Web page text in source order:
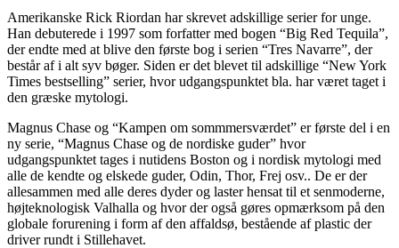
Amerikanske Rick Riordan har skrevet adskillige serier for unge.
Han debuterede i 1997 som forfatter med bogen “Big Red Tequila”,
der endte med at blive den første bog i serien “Tres Navarre”, der
består af i alt syv bøger. Siden er det blevet til adskillige “New York
Times bestselling” serier, hvor udgangspunktet bla. har været taget i
den græske mytologi.
Magnus Chase og “Kampen om sommmersværdet” er første del i en
ny serie, “Magnus Chase og de nordiske guder” hvor
udgangspunktet tages i nutidens Boston og i nordisk mytologi med
alle de kendte og elskede guder, Odin, Thor, Frej osv.. De er der
allesammen med alle deres dyder og laster hensat til et senmoderne,
højteknologisk Valhalla og hvor der også gøres opmærksom på den
globale forurening i form af den affaldsø, bestående af plastic der
driver rundt i Stillehavet.